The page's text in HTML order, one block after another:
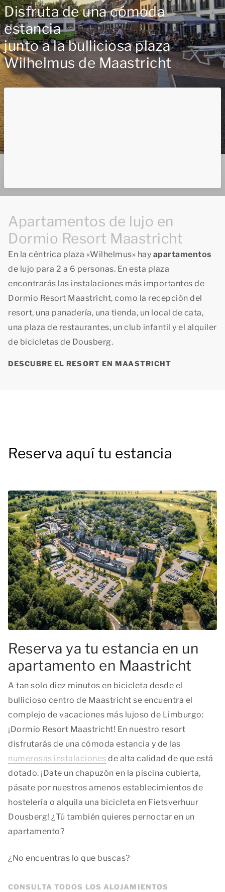
Disfruta de una cómoda
estancia
junto a la bulliciosa plaza
Wilhelmus de Maastricht
Apartamentos de lujo en
Dormio Resort Maastricht
En la céntrica plaza «Wilhelmus» hay apartamentos
de lujo para 2 a 6 personas. En esta plaza
encontrarás las instalaciones más importantes de
Dormio Resort Maastricht, como la recepción del
resort, una panadería, una tienda, un local de cata,
una plaza de restaurantes, un club infantil y el alquiler
de bicicletas de Dousberg.
DESCUBRE EL RESORT EN MAASTRICHT
Reserva aquí tu estancia
Reserva ya tu estancia en un
apartamento en Maastricht
A tan solo diez minutos en bicicleta desde el
bullicioso centro de Maastricht se encuentra el
complejo de vacaciones más lujoso de Limburgo:
¡Dormio Resort Maastricht! En nuestro resort
disfrutarás de una cómoda estancia y de las
numerosas instalaciones de alta calidad de que está
dotado. ¡Date un chapuzón en la piscina cubierta,
pásate por nuestros amenos establecimientos de
hostelería o alquila una bicicleta en Fietsverhuur
Dousberg! ¿Tú también quieres pernoctar en un
apartamento?
¿No encuentras lo que buscas?
CONSULTA TODOS LOS ALOJAMIENTOS